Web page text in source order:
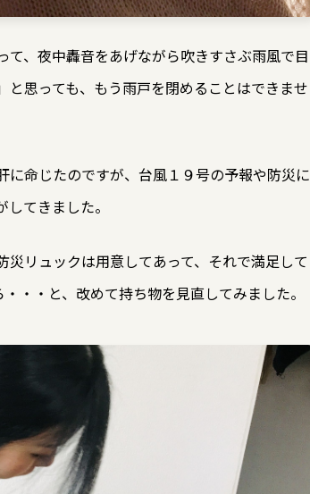
、夜中轟音をあげながら吹きすさぶ雨風で目
思っても、もう雨戸を閉めることはできませ
命じたのですが、台風１９号の予報や防災に
てきました。
リュックは用意してあって、それで満足して
・・と、改めて持ち物を見直してみました。